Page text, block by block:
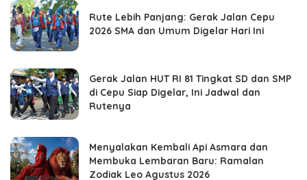
Rute Lebih Panjang: Gerak Jalan Cepu
2026 SMA dan Umum Digelar Hari Ini
Gerak Jalan HUT RI 81 Tingkat SD dan SMP
di Cepu Siap Digelar, Ini Jadwal dan
Rutenya
Menyalakan Kembali Api Asmara dan
Membuka Lembaran Baru: Ramalan
Zodiak Leo Agustus 2026